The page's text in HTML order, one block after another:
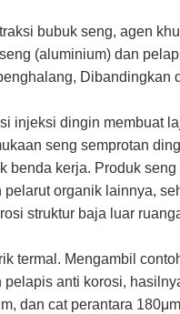
bubuk seng, agen
(aluminium) dan
Dibandingkan
injeksi dingin membuat
seng semprotan
kerja. Produk
organik lainnya,
struktur baja luar
termal. Mengambil
anti korosi,
dan cat perantara